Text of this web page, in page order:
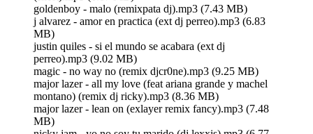
goldenboy - malo (remixpata dj).mp3 (7.43 MB)
j alvarez - amor en practica (ext dj perreo).mp3 (6.83
MB)
justin quiles - si el mundo se acabara (ext dj
perreo).mp3 (9.02 MB)
magic - no way no (remix djcr0ne).mp3 (9.25 MB)
major lazer - all my love (feat ariana grande y machel
montano) (remix dj ricky).mp3 (8.36 MB)
major lazer - lean on (exlayer remix fancy).mp3 (7.48
MB)